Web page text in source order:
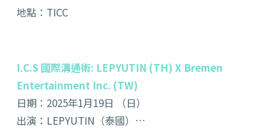
地點：TICC
I.C.S 國際溝通術: LEPYUTIN (TH) X Bremen
Entertainment Inc. (TW)
日期：2025年1月19日 （日）
出演：LEPYUTIN（泰國）…